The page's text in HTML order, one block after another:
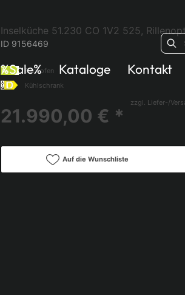
%Sale% Kataloge Kontakt
Inselküche 51.230 CO 1V2 525,
ID 9156469
Backofen
Kühlschrank
21.990,00 € *
zzgl. Liefer-/
Auf die Wunschliste